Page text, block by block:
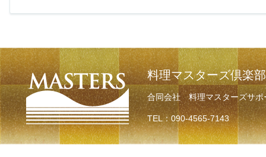
料理マスターズ倶楽
合同会社 料理マスターズサポ
TEL：090-4565-7143